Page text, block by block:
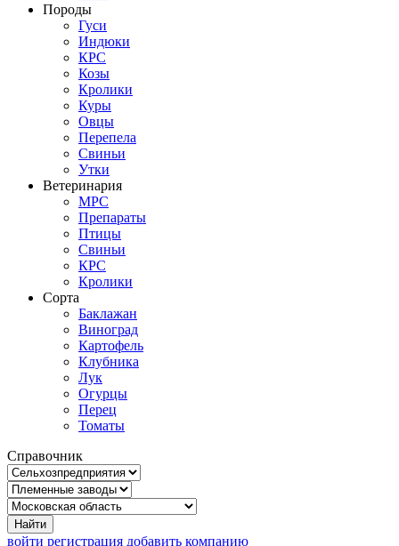
Породы
Гуси
Индюки
КРС
Козы
Кролики
Куры
Овцы
Перепела
Свиньи
Утки
Ветеринария
МРС
Препараты
Птицы
Свиньи
КРС
Кролики
Сорта
Баклажан
Виноград
Картофель
Клубника
Лук
Огурцы
Перец
Томаты
Справочник
войти регистрация добавить компанию